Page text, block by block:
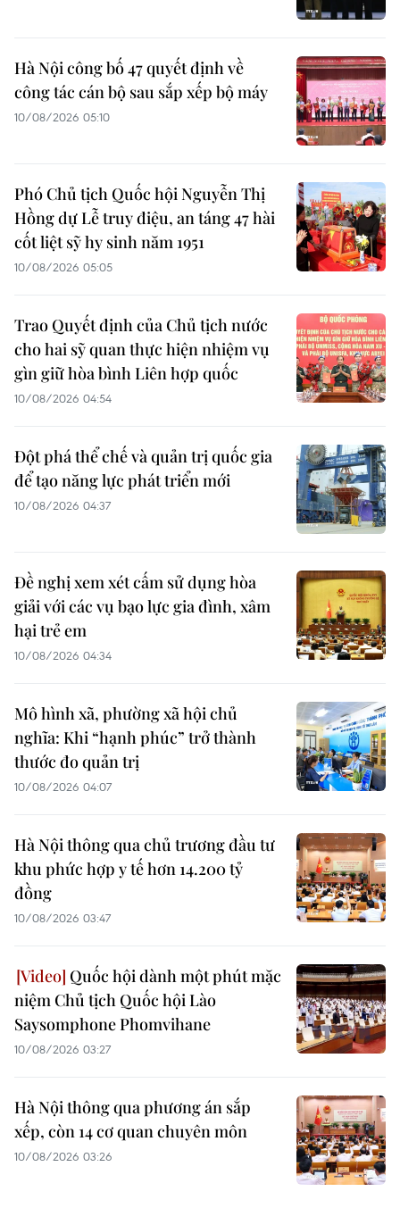
Hà Nội công bố 47 quyết định về
công tác cán bộ sau sắp xếp bộ máy
10/08/2026 05:10
Phó Chủ tịch Quốc hội Nguyễn Thị
Hồng dự Lễ truy điệu, an táng 47 hài
cốt liệt sỹ hy sinh năm 1951
10/08/2026 05:05
Trao Quyết định của Chủ tịch nước
cho hai sỹ quan thực hiện nhiệm vụ
gìn giữ hòa bình Liên hợp quốc
10/08/2026 04:54
Đột phá thể chế và quản trị quốc gia
để tạo năng lực phát triển mới
10/08/2026 04:37
Đề nghị xem xét cấm sử dụng hòa
giải với các vụ bạo lực gia đình, xâm
hại trẻ em
10/08/2026 04:34
Mô hình xã, phường xã hội chủ
nghĩa: Khi “hạnh phúc” trở thành
thước đo quản trị
10/08/2026 04:07
Hà Nội thông qua chủ trương đầu tư
khu phức hợp y tế hơn 14.200 tỷ
đồng
10/08/2026 03:47
Quốc hội dành một phút mặc
niệm Chủ tịch Quốc hội Lào
Saysomphone Phomvihane
10/08/2026 03:27
Hà Nội thông qua phương án sắp
xếp, còn 14 cơ quan chuyên môn
10/08/2026 03:26